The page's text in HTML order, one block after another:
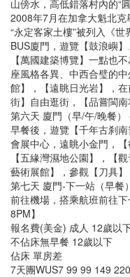
山傍水，高低錯落村內的“
2008年7月在加拿大魁北克
“永定客家土樓”被列入《世
BUS廈門，遊覽【鼓浪嶼
【萬國建築博覽】一點也
座風格各異、中西合璧的
館】，【遠眺日光岩】，
街】自由逛街，【品嘗閩南
第六天 廈門（早/午/晚餐
早餐後，遊覽【千年古刹
會展中心，遠眺小金門，
【五緣灣濕地公園】，【
藝術展館】，參觀【刀具】
第七天 廈門-下一站（早餐）
前往機場，搭乘航班前往
8PM】
報名費(美金) 成人 12歲以
不佔床無早餐 12歲以下
佔床 單房差
7天團WUS7 99 99 149 220